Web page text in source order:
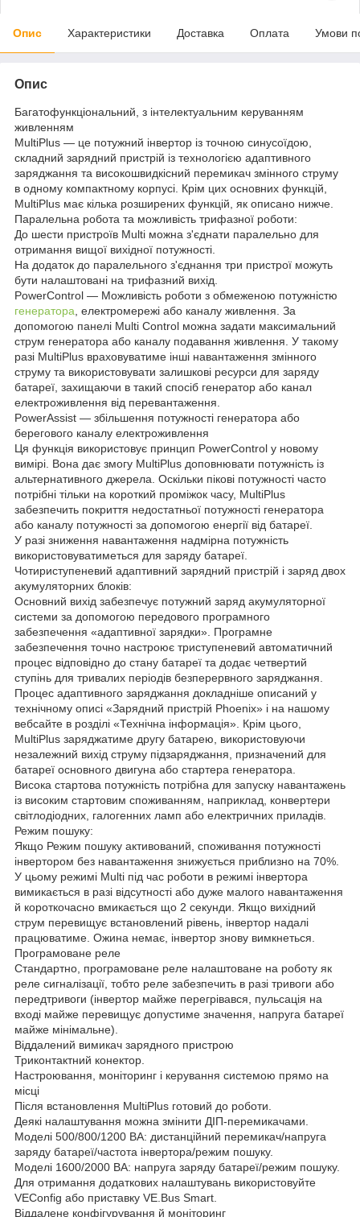
Опис Характеристики Доставка Оплата Умови
Опис
Багатофункціональний, з інтелектуальним керуванням
живленням
MultiPlus — це потужний інвертор із точною синусоїдою,
складний зарядний пристрій із технологією адаптивного
заряджання та високошвидкісний перемикач змінного струму
в одному компактному корпусі. Крім цих основних функцій,
MultiPlus має кілька розширених функцій, як описано нижче.
Паралельна робота та можливість трифазної роботи:
До шести пристроїв Multi можна з'єднати паралельно для
отримання вищої вихідної потужності.
На додаток до паралельного з'єднання три пристрої можуть
бути налаштовані на трифазний вихід.
PowerControl — Можливість роботи з обмеженою потужністю
генератора , електромережі або каналу живлення. За
допомогою панелі Multi Control можна задати максимальний
струм генератора або каналу подавання живлення. У такому
разі MultiPlus враховуватиме інші навантаження змінного
струму та використовувати залишкові ресурси для заряду
батареї, захищаючи в такий спосіб генератор або канал
електроживлення від перевантаження.
PowerAssist — збільшення потужності генератора або
берегового каналу електроживлення
Ця функція використовує принцип PowerControl у новому
вимірі. Вона дає змогу MultiPlus доповнювати потужність із
альтернативного джерела. Оскільки пікові потужності часто
потрібні тільки на короткий проміжок часу, MultiPlus
забезпечить покриття недостатньої потужності генератора
або каналу потужності за допомогою енергії від батареї.
У разі зниження навантаження надмірна потужність
використовуватиметься для заряду батареї.
Чотириступеневий адаптивний зарядний пристрій і заряд двох
акумуляторних блоків:
Основний вихід забезпечує потужний заряд акумуляторної
системи за допомогою передового програмного
забезпечення «адаптивної зарядки». Програмне
забезпечення точно настроює триступеневий автоматичний
процес відповідно до стану батареї та додає четвертий
ступінь для тривалих періодів безперервного заряджання.
Процес адаптивного заряджання докладніше описаний у
технічному описі «Зарядний пристрій Phoenix» і на нашому
вебсайте в розділі «Технічна інформація». Крім цього,
MultiPlus заряджатиме другу батарею, використовуючи
незалежний вихід струму підзаряджання, призначений для
батареї основного двигуна або стартера генератора.
Висока стартова потужність потрібна для запуску навантажень
із високим стартовим споживанням, наприклад, конвертери
світлодіодних, галогенних ламп або електричних приладів.
Режим пошуку:
Якщо Режим пошуку активований, споживання потужності
інвертором без навантаження знижується приблизно на 70%.
У цьому режимі Multi під час роботи в режимі інвертора
вимикається в разі відсутності або дуже малого навантаження
й короткочасно вмикається що 2 секунди. Якщо вихідний
струм перевищує встановлений рівень, інвертор надалі
працюватиме. Ожина немає, інвертор знову вимкнеться.
Програмоване реле
Стандартно, програмоване реле налаштоване на роботу як
реле сигналізації, тобто реле забезпечить в разі тривоги або
передтривоги (інвертор майже перегрівався, пульсація на
вході майже перевищує допустиме значення, напруга батареї
майже мінімальне).
Віддалений вимикач зарядного пристрою
Триконтактний конектор.
Настроювання, моніторинг і керування системою прямо на
місці
Після встановлення MultiPlus готовий до роботи.
Деякі налаштування можна змінити ДІП-перемикачами.
Моделі 500/800/1200 ВА: дистанційний перемикач/напруга
заряду батареї/частота інвертора/режим пошуку.
Моделі 1600/2000 ВА: напруга заряду батареї/режим пошуку.
Для отримання додаткових налаштувань використовуйте
VEConfig або приставку VE.Bus Smart.
Віддалене конфігурування й моніторинг